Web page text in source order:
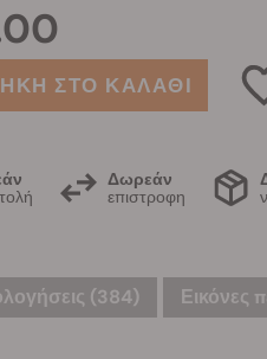
ΣΤΟ ΚΑΛΑΘΙ
Δωρεάν
επιστροφη
(384) Εικόνες